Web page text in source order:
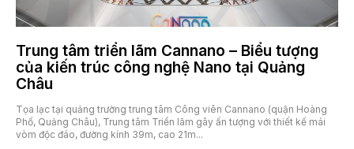
Trung tâm triển lãm Cannano – Biểu tượng
của kiến trúc công nghệ Nano tại Quảng
Châu
Tọa lạc tại quảng trường trung tâm Công viên Cannano (quận Hoàng
Phố, Quảng Châu), Trung tâm Triển lãm gây ấn tượng với thiết kế mái
vòm độc đáo, đường kính 39m, cao 21m...